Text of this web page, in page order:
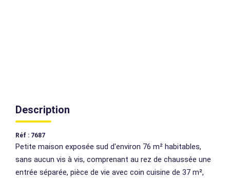
Description
Réf : 7687
Petite maison exposée sud d'environ 76 m² habitables,
sans aucun vis à vis, comprenant au rez de chaussée une
entrée séparée, pièce de vie avec coin cuisine de 37 m²,